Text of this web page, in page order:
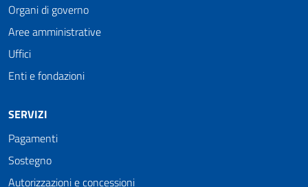
Organi di governo
Aree amministrative
Uffici
Enti e fondazioni
SERVIZI
Pagamenti
Sostegno
Autorizzazioni e concessioni